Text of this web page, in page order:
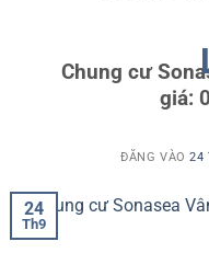
Chung cư
giá:
ĐĂNG VÀO24
24
Th9